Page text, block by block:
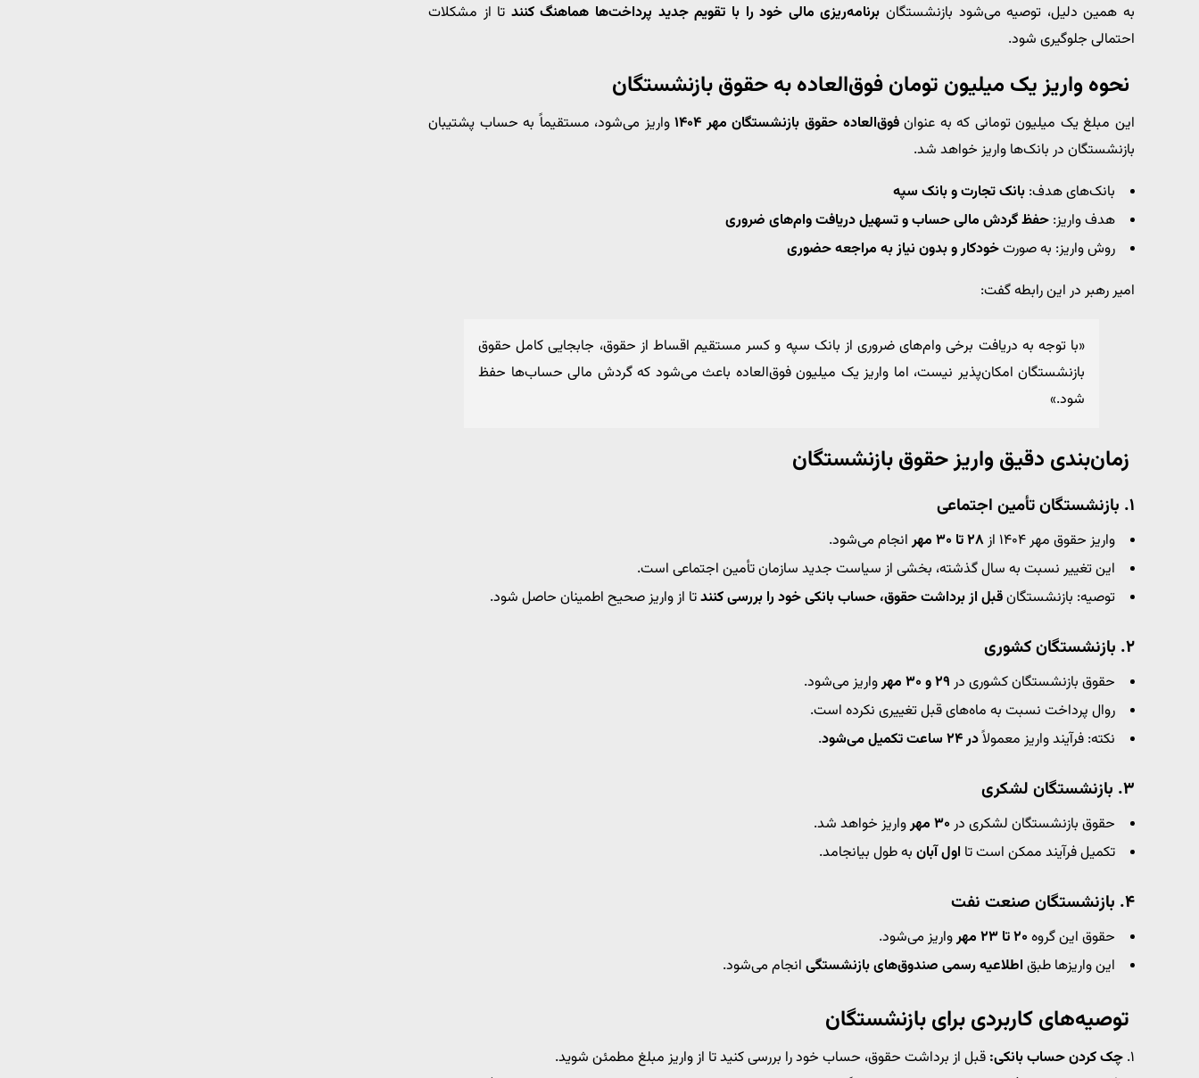
به همین دلیل، توصیه می‌شود بازنشستگان برنامه‌ریزی مالی خود را با تقویم جدید پرداخت‌ها هماهنگ کنند تا از مشکلات
احتمالی جلوگیری شود.
نحوه واریز یک میلیون تومان فوق‌العاده به حقوق بازنشستگان
این مبلغ یک میلیون تومانی که به عنوانفوق‌العاده حقوق بازنشستگان مهر ۱۴۰۴
واریز می‌شود، مستقیماً به حساب پشتیبان
بازنشستگان در بانک‌ها واریز خواهد شد.
بانک‌های هدف: بانک تجارت و بانک سپه
هدف واریز: حفظ گردش مالی حساب و تسهیل دریافت وام‌های ضروری
روش واریز: به صورتخودکار و بدون نیاز به مراجعه حضوری
امیر رهبر در این رابطه گفت:
«با توجه به دریافت برخی وام‌های ضروری از بانک سپه و کسر مستقیم اقساط از حقوق، جابجایی کامل حقوق
بازنشستگان امکان‌پذیر نیست، اما واریز یک میلیون فوق‌العاده باعث می‌شود که گردش مالی حساب‌ها حفظ
شود.»
زمان‌بندی دقیق واریز حقوق بازنشستگان
۱. بازنشستگان تأمین اجتماعی
واریز حقوق مهر ۱۴۰۴ از ۲۸ تا ۳۰ مهر
انجام می‌شود.
این تغییر نسبت به سال گذشته، بخشی از سیاست جدید سازمان تأمین اجتماعی است.
توصیه: بازنشستگانقبل از برداشت حقوق، حساب بانکی خود را بررسی کنندتا از واریز صحیح اطمینان حاصل شود.
۲. بازنشستگان کشوری
حقوق بازنشستگان کشوری در ۲۹ و ۳۰ مهر
واریز می‌شود.
روال پرداخت نسبت به ماه‌های قبل تغییری نکرده است.
نکته: فرآیند واریز معمولاًدر ۲۴ ساعت تکمیل می‌شود .
۳. بازنشستگان لشکری
حقوق بازنشستگان لشکری در۳۰ مهر
واریز خواهد شد.
تکمیل فرآیند ممکن است تا اول آبان به طول بیانجامد.
۴. بازنشستگان صنعت نفت
حقوق این گروه۲۰ تا ۲۳ مهر
واریز می‌شود.
این واریزها طبق اطلاعیه رسمی صندوق‌های بازنشستگی انجام می‌شود.
توصیه‌های کاربردی برای بازنشستگان
۱. چک کردن حساب بانکی: قبل از برداشت حقوق، حساب خود را بررسی کنید تا از واریز مبلغ مطمئن شوید.